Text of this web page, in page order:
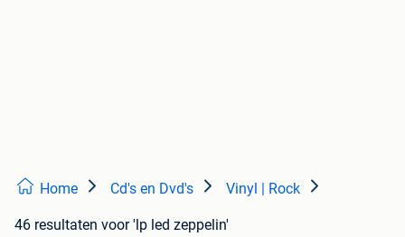
Home Cd's en Dvd's Vinyl | Rock
46 resultaten voor 'lp led zeppelin'